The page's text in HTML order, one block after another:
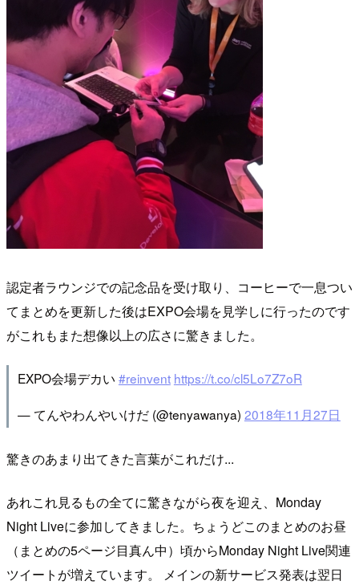
認定者ラウンジでの記念品を受け取り、コーヒーで一息つい
てまとめを更新した後はEXPO会場を見学しに行ったのです
がこれもまた想像以上の広さに驚きました。
EXPO会場デカい #reinvent https://t.co/cl5Lo7Z7oR
— てんやわんやいけだ (@tenyawanya) 2018年11月27日
驚きのあまり出てきた言葉がこれだけ...
あれこれ見るもの全てに驚きながら夜を迎え、Monday
Night Liveに参加してきました。ちょうどこのまとめのお昼
（まとめの5ページ目真ん中）頃からMonday Night Live関連
ツイートが増えています。 メインの新サービス発表は翌日